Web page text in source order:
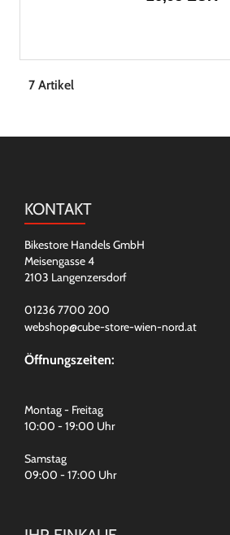
7 Artikel
KONTAKT
Bikestore Handels GmbH
Meisengasse 4
2103 Langenzersdorf
01236 7700 200
webshop@cube-store-wien-nord.at
Öffnungszeiten:
Montag - Freitag
10:00 - 19:00 Uhr
Samstag
09:00 - 17:00 Uhr